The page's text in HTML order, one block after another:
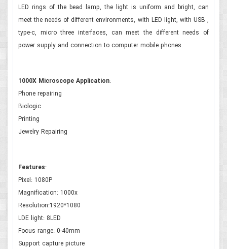
LED rings of the bead lamp, the light is uniform and bright, can
meet the needs of different environments, with LED light, with USB ,
type-c, micro three interfaces, can meet the different needs of
power supply and connection to computer mobile phones.
1000X Microscope Application:
Phone repairing
Biologic
Printing
Jewelry Repairing
Features:
Pixel: 1080P
Magnification: 1000x
Resolution:1920*1080
LDE light: 8LED
Focus range: 0-40mm
Support capture picture